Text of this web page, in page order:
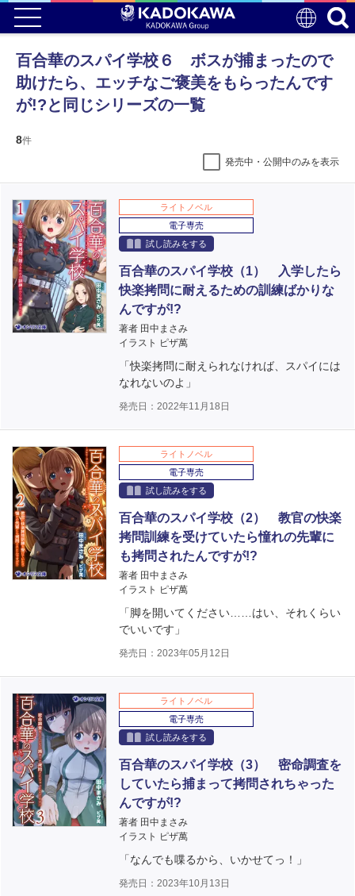
百合華のスパイ学校６ ボスが捕まったので
助けたら、エッチなご褒美をもらったんです
が!?と同じシリーズの一覧
8件
発売中・公開中のみを表示
ライトノベル
電子専売
試し読みをする
百合華のスパイ学校（1） 入学したら
快楽拷問に耐えるための訓練ばかりな
んですが!?
著者 田中まさみ
イラスト ピザ萬
「快楽拷問に耐えられなければ、スパイには
なれないのよ」
発売日：2022年11月18日
ライトノベル
電子専売
試し読みをする
百合華のスパイ学校（2） 教官の快楽
拷問訓練を受けていたら憧れの先輩に
も拷問されたんですが!?
著者 田中まさみ
イラスト ピザ萬
「脚を開いてください……はい、それくらい
でいいです」
発売日：2023年05月12日
ライトノベル
電子専売
試し読みをする
百合華のスパイ学校（3） 密命調査を
していたら捕まって拷問されちゃった
んですが!?
著者 田中まさみ
イラスト ピザ萬
「なんでも喋るから、いかせてっ！」
発売日：2023年10月13日